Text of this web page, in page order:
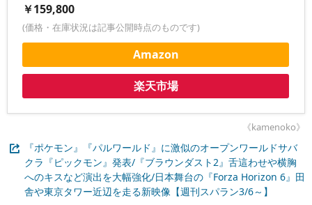
￥159,800
(価格・在庫状況は記事公開時点のものです)
Amazon
楽天市場
《kamenoko》
『ポケモン』『パルワールド』に激似のオープンワールドサバ
クラ『ピックモン』発表/『ブラウンダスト2』舌這わせや横胸
へのキスなど演出を大幅強化/日本舞台の『Forza Horizon 6』田
舎や東京タワー近辺を走る新映像【週刊スパラン3/6～】